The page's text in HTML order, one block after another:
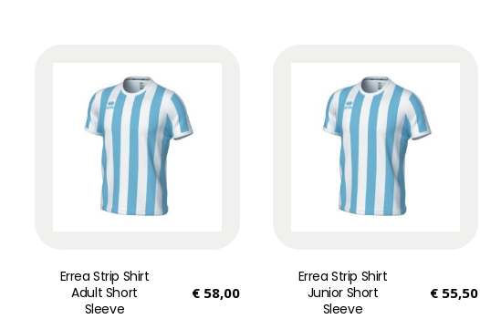
Errea Strip Shirt
Adult Short
Sleeve
€58,00
Errea Strip Shirt
Junior Short
Sleeve
€55,50